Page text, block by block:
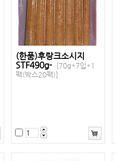
(한품)후랑크소시지
STF490g-
[70g*7입*1
팩(박스20팩)]